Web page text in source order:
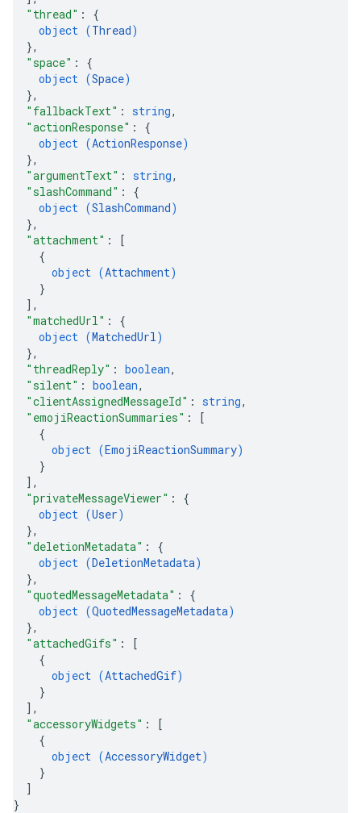
"thread" : {
object (Thread)
},
"space" : {
object (Space)
},
"fallbackText" : string,
"actionResponse" : {
object (ActionResponse)
},
"argumentText" : string,
"slashCommand" : {
object (SlashCommand)
},
"attachment" :
[
{
object (Attachment)
}
] ,
"matchedUrl" : {
object (MatchedUrl)
},
"threadReply" : boolean,
"silent" : boolean,
"clientAssignedMessageId" : string,
"emojiReactionSummaries" :
[
{
object (EmojiReactionSummary)
}
] ,
"privateMessageViewer" : {
object (User)
},
"deletionMetadata" : {
object (DeletionMetadata)
},
"quotedMessageMetadata" : {
object (QuotedMessageMetadata)
},
"attachedGifs" :
[
{
object (AttachedGif)
}
] ,
"accessoryWidgets" :
[
{
object (AccessoryWidget)
}
]
}